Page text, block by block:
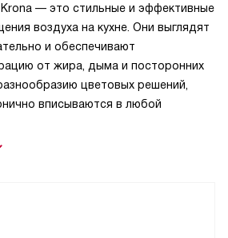
— это стильные и эффективные
воздуха на кухне. Они выглядят
и обеспечивают
от жира, дыма и посторонних
цветовых решений,
вписываются в любой